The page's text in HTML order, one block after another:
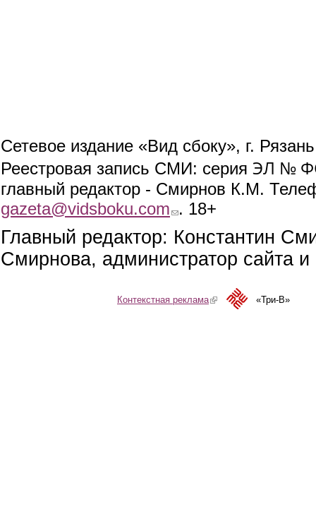
Сетевое издание «Вид сбоку», г.
Реестровая запись СМИ: серия ЭЛ №
главный редактор - Смирнов К.М.
gazeta@vidsboku.com (link sends e-mail)
. 18+
Главный редактор: Константин
Смирнова, администратор сайта
Контекстная реклама(link is external)«Три-В»